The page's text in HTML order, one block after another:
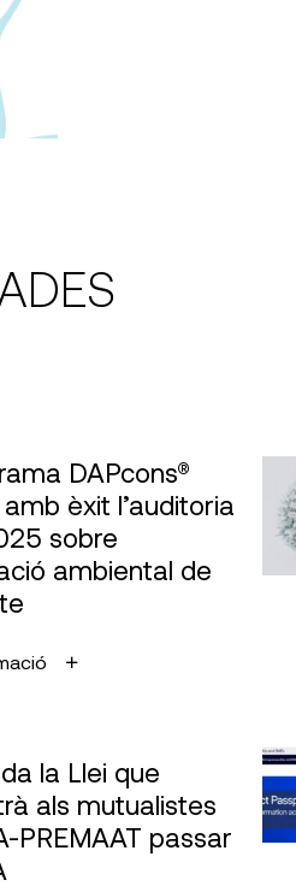
DAPcons®
èxit l’auditoria
sobre
ambiental de
la Llei que
als mutualistes
PREMAAT passar